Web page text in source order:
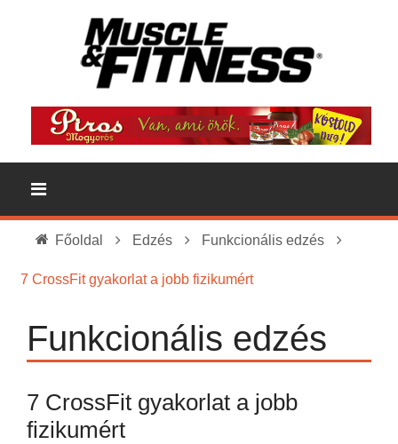
Főoldal Edzés Funkcionális edzés
7 CrossFit gyakorlat a jobb fizikumért
Funkcionális edzés
7 CrossFit gyakorlat a jobb
fizikumért